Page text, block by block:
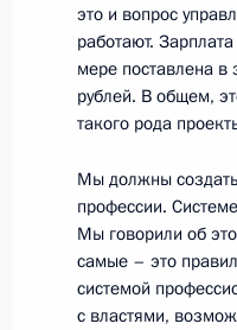
19
4
4
это и вопрос
работают.
мере поставлена в
рублей. В общем,
такого рода
Мы должны
профессии.
Мы говорили об
самые – это
системой
с властями,